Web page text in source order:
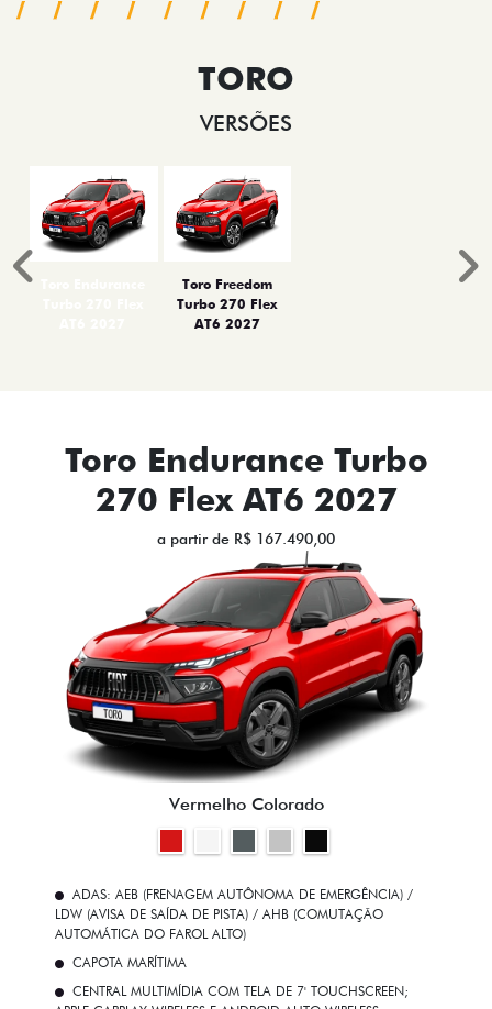
TORO
VERSÕES
Toro Freedom
Turbo 270 Flex
AT6 2027
Anterior
Toro Endurance Turbo
270 Flex AT6 2027
a partir de R$ 167.490,00
Vermelho Colorado
ADAS: AEB (FRENAGEM AUTÔNOMA DE EMERGÊNCIA) /
LDW (AVISA DE SAÍDA DE PISTA) / AHB (COMUTAÇÃO
AUTOMÁTICA DO FAROL ALTO)
CAPOTA MARÍTIMA
CENTRAL MULTIMÍDIA COM TELA DE 7' TOUCHSCREEN;